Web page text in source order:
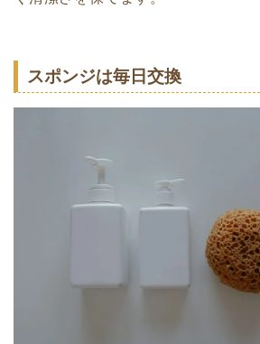
スポンジは毎日交換